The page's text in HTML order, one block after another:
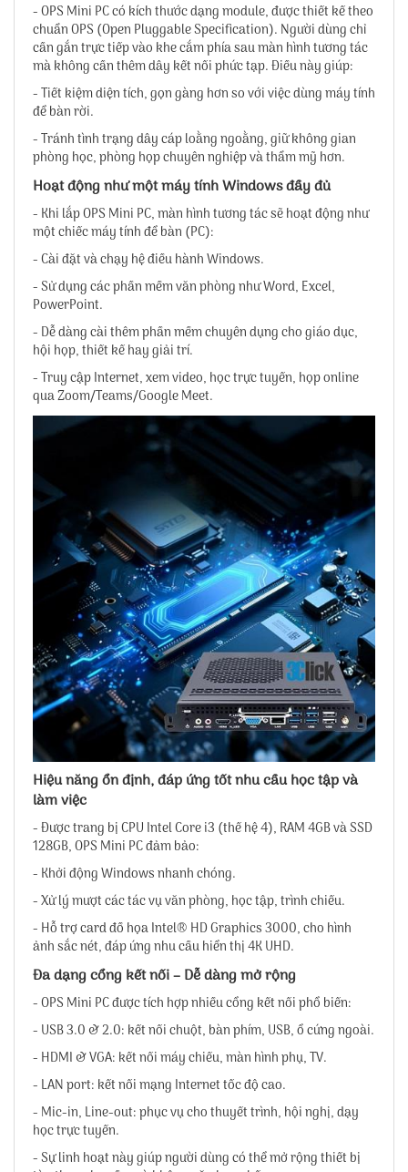
- OPS Mini PC có kích thước dạng module, được thiết kế theo
chuẩn OPS (Open Pluggable Specification). Người dùng chỉ
cần gắn trực tiếp vào khe cắm phía sau màn hình tương tác
mà không cần thêm dây kết nối phức tạp. Điều này giúp:
- Tiết kiệm diện tích, gọn gàng hơn so với việc dùng máy tính
để bàn rời.
- Tránh tình trạng dây cáp loằng ngoằng, giữ không gian
phòng học, phòng họp chuyên nghiệp và thẩm mỹ hơn.
Hoạt động như một máy tính Windows đầy đủ
- Khi lắp OPS Mini PC, màn hình tương tác sẽ hoạt động như
một chiếc máy tính để bàn (PC):
- Cài đặt và chạy hệ điều hành Windows.
- Sử dụng các phần mềm văn phòng như Word, Excel,
PowerPoint.
- Dễ dàng cài thêm phần mềm chuyên dụng cho giáo dục,
hội họp, thiết kế hay giải trí.
- Truy cập Internet, xem video, học trực tuyến, họp online
qua Zoom/Teams/Google Meet.
Hiệu năng ổn định, đáp ứng tốt nhu cầu học tập và
làm việc
- Được trang bị CPU Intel Core i3 (thế hệ 4), RAM 4GB và SSD
128GB, OPS Mini PC đảm bảo:
- Khởi động Windows nhanh chóng.
- Xử lý mượt các tác vụ văn phòng, học tập, trình chiếu.
- Hỗ trợ card đồ họa Intel® HD Graphics 3000, cho hình
ảnh sắc nét, đáp ứng nhu cầu hiển thị 4K UHD.
Đa dạng cổng kết nối – Dễ dàng mở rộng
- OPS Mini PC được tích hợp nhiều cổng kết nối phổ biến:
- USB 3.0 & 2.0: kết nối chuột, bàn phím, USB, ổ cứng ngoài.
- HDMI & VGA: kết nối máy chiếu, màn hình phụ, TV.
- LAN port: kết nối mạng Internet tốc độ cao.
- Mic-in, Line-out: phục vụ cho thuyết trình, hội nghị, dạy
học trực tuyến.
- Sự linh hoạt này giúp người dùng có thể mở rộng thiết bị